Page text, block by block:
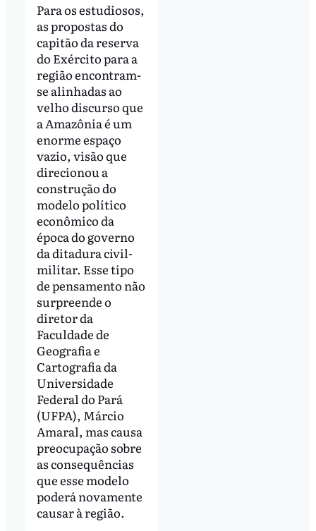
Para os estudiosos,
as propostas do
capitão da reserva
do Exército para a
região encontram-
se alinhadas ao
velho discurso que
a Amazônia é um
enorme espaço
vazio, visão que
direcionou a
construção do
modelo político
econômico da
época do governo
da ditadura civil-
militar. Esse tipo
de pensamento não
surpreende o
diretor da
Faculdade de
Geografia e
Cartografia da
Universidade
Federal do Pará
(UFPA), Márcio
Amaral, mas causa
preocupação sobre
as consequências
que esse modelo
poderá novamente
causar à região.